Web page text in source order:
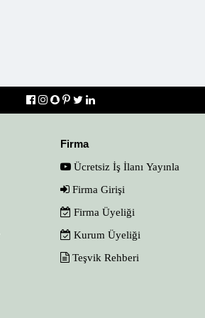
Firma
Ücretsiz İş İlanı Yayınla
Firma Girişi
Firma Üyeliği
Kurum Üyeliği
Teşvik Rehberi